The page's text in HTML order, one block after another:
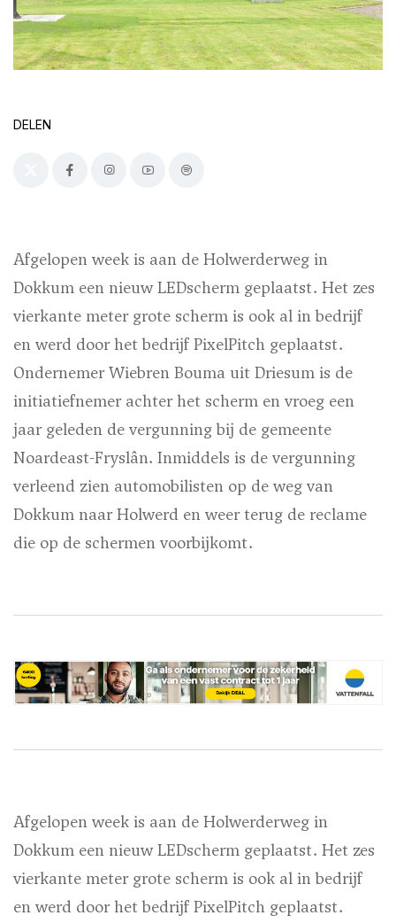
DELEN
Afgelopen week is aan de Holwerderweg in
Dokkum een nieuw LEDscherm geplaatst. Het zes
vierkante meter grote scherm is ook al in bedrijf
en werd door het bedrijf PixelPitch geplaatst.
Ondernemer Wiebren Bouma uit Driesum is de
initiatiefnemer achter het scherm en vroeg een
jaar geleden de vergunning bij de gemeente
Noardeast-Fryslân. Inmiddels is de vergunning
verleend zien automobilisten op de weg van
Dokkum naar Holwerd en weer terug de reclame
die op de schermen voorbijkomt.
Afgelopen week is aan de Holwerderweg in
Dokkum een nieuw LEDscherm geplaatst. Het zes
vierkante meter grote scherm is ook al in bedrijf
en werd door het bedrijf PixelPitch geplaatst.